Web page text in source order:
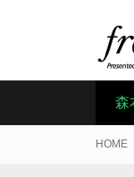
森
HOME